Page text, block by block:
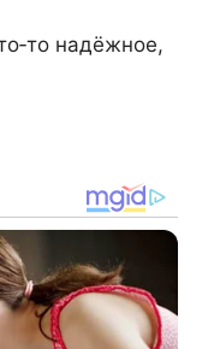
надёжное,